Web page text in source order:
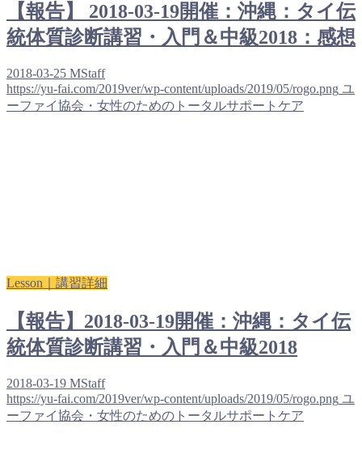
【報告】 2018-03-19開催：沖縄：タイ伝
統体質診断講習・入門＆中級2018：感想
2018-03-25 MStaff
https://yu-fai.com/2019ver/wp-content/uploads/2019/05/rogo.png ユ
ーファイ協会・女性のためのトータルサポートケア
Lesson｜講習詳細
【報告】2018-03-19開催：沖縄：タイ伝
統体質診断講習・入門＆中級2018
2018-03-19 MStaff
https://yu-fai.com/2019ver/wp-content/uploads/2019/05/rogo.png ユ
ーファイ協会・女性のためのトータルサポートケア